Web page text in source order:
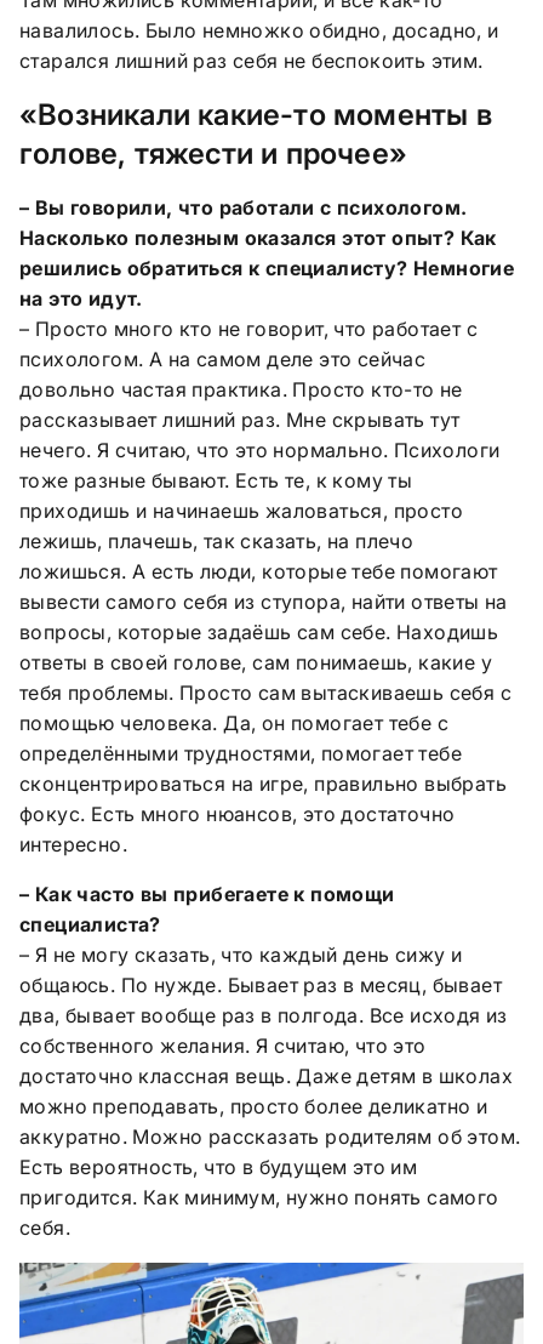
навалилось. Было немножко обидно, досадно, и
старался лишний раз себя не беспокоить этим.
«Возникали какие-то моменты в
голове, тяжести и прочее»
– Вы говорили, что работали с психологом.
Насколько полезным оказался этот опыт? Как
решились обратиться к специалисту? Немногие
на это идут.
– Просто много кто не говорит, что работает с
психологом. А на самом деле это сейчас
довольно частая практика. Просто кто-то не
рассказывает лишний раз. Мне скрывать тут
нечего. Я считаю, что это нормально. Психологи
тоже разные бывают. Есть те, к кому ты
приходишь и начинаешь жаловаться, просто
лежишь, плачешь, так сказать, на плечо
ложишься. А есть люди, которые тебе помогают
вывести самого себя из ступора, найти ответы на
вопросы, которые задаёшь сам себе. Находишь
ответы в своей голове, сам понимаешь, какие у
тебя проблемы. Просто сам вытаскиваешь себя с
помощью человека. Да, он помогает тебе с
определёнными трудностями, помогает тебе
сконцентрироваться на игре, правильно выбрать
фокус. Есть много нюансов, это достаточно
интересно.
– Как часто вы прибегаете к помощи
специалиста?
– Я не могу сказать, что каждый день сижу и
общаюсь. По нужде. Бывает раз в месяц, бывает
два, бывает вообще раз в полгода. Все исходя из
собственного желания. Я считаю, что это
достаточно классная вещь. Даже детям в школах
можно преподавать, просто более деликатно и
аккуратно. Можно рассказать родителям об этом.
Есть вероятность, что в будущем это им
пригодится. Как минимум, нужно понять самого
себя.